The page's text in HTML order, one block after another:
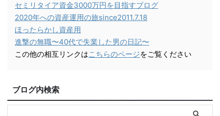
セミリタイア資金3000万円を目指すブログ
2020年への資産運用の旅since2011.7.18
ほったらかし資産用
進撃の無職〜40代で失業した男の日記〜
この他の相互リンクはこちらのページをご覧ください
ブログ内検索